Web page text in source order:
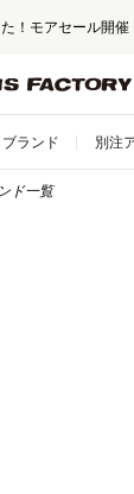
モアセール開催！対
ブランド 別注
ド一覧